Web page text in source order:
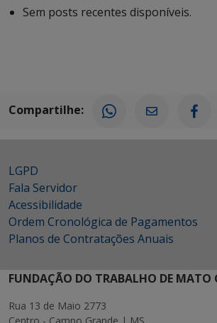
Sem posts recentes disponíveis.
Compartilhe:
LGPD
Fala Servidor
Acessibilidade
Ordem Cronológica de Pagamentos
Planos de Contratações Anuais
FUNDAÇÃO DO TRABALHO DE MATO
Rua 13 de Maio 2773
Centro - Campo Grande | MS